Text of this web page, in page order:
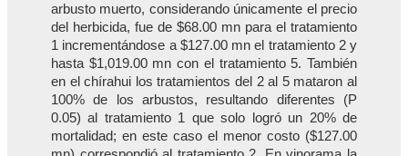
arbusto muerto, considerando únicamente el precio
del herbicida, fue de $68.00 mn para el tratamiento
1 incrementándose a $127.00 mn el tratamiento 2 y
hasta $1,019.00 mn con el tratamiento 5. También
en el chírahui los tratamientos del 2 al 5 mataron al
100% de los arbustos, resultando diferentes (P
0.05) al tratamiento 1 que solo logró un 20% de
mortalidad; en este caso el menor costo ($127.00